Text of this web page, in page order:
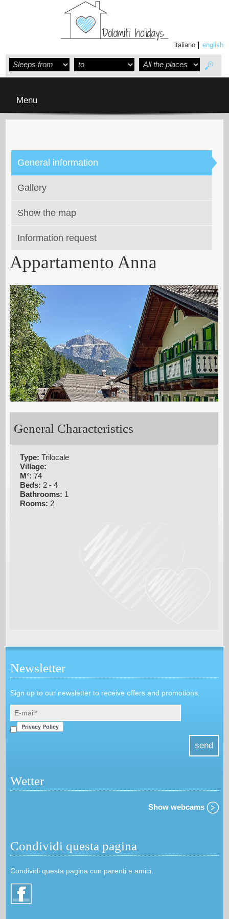
english
italiano
Menu
General information
Gallery
Show the map
Information request
Appartamento Anna
General Characteristics
Type: Trilocale
Village:
M²: 74
Beds: 2 - 4
Bathrooms: 1
Rooms: 2
Newsletter
Sign up to our newsletter to receive offers and promotions.
Wetter
Show webcams
Condividi questa pagina
Condividi questa pagina con parenti e amici.